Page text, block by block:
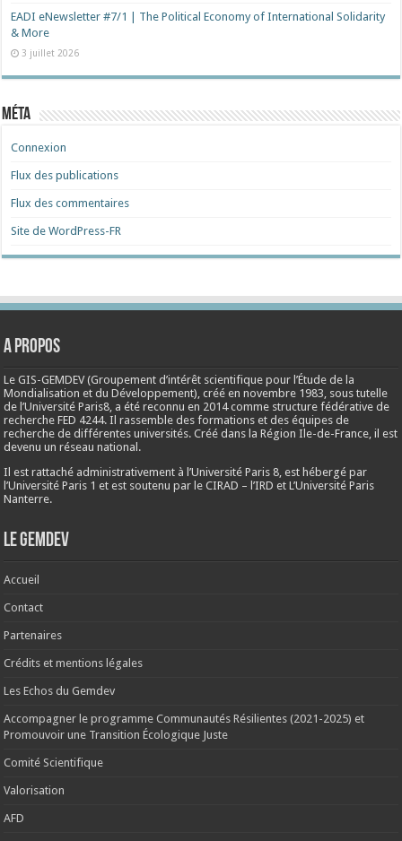
EADI eNewsletter #7/1 | The Political Economy of International Solidarity
& More
3 juillet 2026
Méta
Connexion
Flux des publications
Flux des commentaires
Site de WordPress-FR
A propos
Le GIS-GEMDEV (Groupement d’intérêt scientifique pour l’Étude de la
Mondialisation et du Développement), créé ennovembre 1983, sous tutelle
de l’Université Paris8, a été reconnu en 2014 comme structure fédérative de
recherche FED 4244. Il rassemble des formations et des équipes de
recherche de différentes universités. Créé dans la Région Ile-de-France, il est
devenu un réseau national.
Il est rattaché administrativement à l’Université Paris 8, est hébergé par
l’Université Paris 1 et est soutenu par le CIRAD – l’IRD et L’Université Paris
Nanterre.
Le Gemdev
Accueil
Contact
Partenaires
Crédits et mentions légales
Les Echos du Gemdev
Accompagner le programme Communautés Résilientes (2021-2025) et
Promouvoir une Transition Écologique Juste
Comité Scientifique
Valorisation
AFD